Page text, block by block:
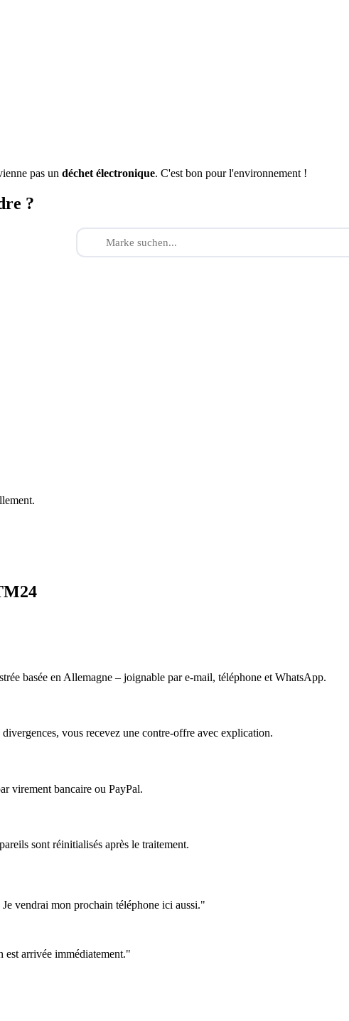
pas un déchet électronique. C'est bon pour l'environnement !
?
basée en Allemagne – joignable par e-mail, téléphone et WhatsApp.
vous recevez une contre-offre avec explication.
virement bancaire ou PayPal.
sont réinitialisés après le traitement.
vendrai mon prochain téléphone ici aussi."
est arrivée immédiatement."